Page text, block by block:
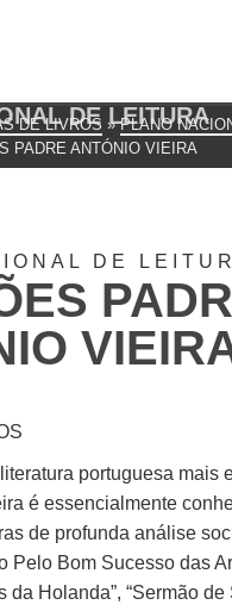
DE LEITURA
DE LIVROS » PLANO
PADRE ANTÓNIO VIEIRA
DE
portuguesa mais
é essencialmente
de profunda análise
Pelo Bom Sucesso das
da Holanda”, “Sermão de